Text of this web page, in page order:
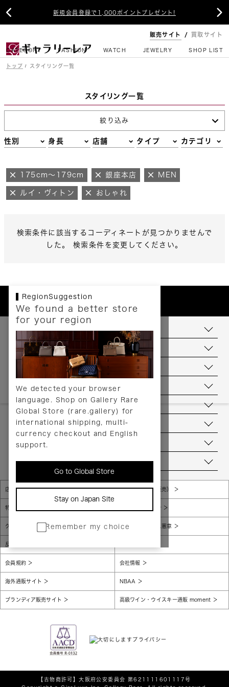
新規会員登録で1,000ポイントプレゼント!
 
販売サイト 買取サイト
CATEGORY FASHION WATCH JEWELRY SHOP LIST
トップ スタイリング一覧
スタイリング一覧
絞り込み
性別 身長 店舗 タイプ カテゴリ
175cm～179cm 銀座本店 MEN
ルイ・ヴィトン おしゃれ
検索条件に該当するコーディネートが見つかりませんで
した。 検索条件を変更してください。
RegionSuggestion
We found a better store
for your region
We detected your browser
language. Shop on Gallery Rare
Global Store (rare.gallery) for
international shipping, multi-
currency checkout and English
support.
Go to Global Store
Stay on Japan Site
Remember my choice
お支払いについて
配送について
送料について
返品について
ヘルプ
お問い合わせ
当店について
店舗一覧 販売規約（店頭販売）
特定商取引法に基づく表示 個人情報保護方針
グローバルプライバシーポリシー コンプライアンス憲章
反社会的勢力に対する基本方針
会員規約 会社情報
海外通販サイト NBAA
ブランディア販売サイト 高級ワイン・ウイスキー通販 moment
【古物商許可】大阪府公安委員会 第621111601117号